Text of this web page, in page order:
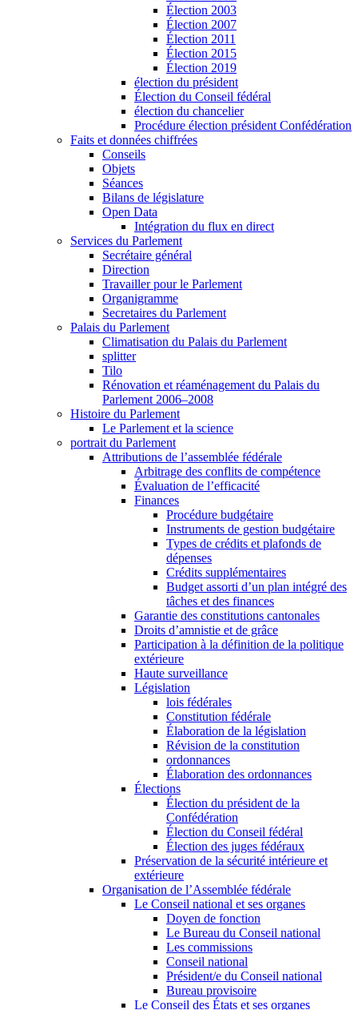
Élection 2003
Élection 2007
Élection 2011
Élection 2015
Élection 2019
élection du président
Élection du Conseil fédéral
élection du chancelier
Procédure élection président Confédération
Faits et données chiffrées
Conseils
Objets
Séances
Bilans de législature
Open Data
Intégration du flux en direct
Services du Parlement
Secrétaire général
Direction
Travailler pour le Parlement
Organigramme
Secretaires du Parlement
Palais du Parlement
Climatisation du Palais du Parlement
splitter
Tilo
Rénovation et réaménagement du Palais du
Parlement 2006–2008
Histoire du Parlement
Le Parlement et la science
portrait du Parlement
Attributions de l’assemblée fédérale
Arbitrage des conflits de compétence
Évaluation de l’efficacité
Finances
Procédure budgétaire
Instruments de gestion budgétaire
Types de crédits et plafonds de
dépenses
Crédits supplémentaires
Budget assorti d’un plan intégré des
tâches et des finances
Garantie des constitutions cantonales
Droits d’amnistie et de grâce
Participation à la définition de la politique
extérieure
Haute surveillance
Législation
lois fédérales
Constitution fédérale
Élaboration de la législation
Révision de la constitution
ordonnances
Élaboration des ordonnances
Élections
Élection du président de la
Confédération
Élection du Conseil fédéral
Élection des juges fédéraux
Préservation de la sécurité intérieure et
extérieure
Organisation de l’Assemblée fédérale
Le Conseil national et ses organes
Doyen de fonction
Le Bureau du Conseil national
Les commissions
Conseil national
Président/e du Conseil national
Bureau provisoire
Le Conseil des États et ses organes